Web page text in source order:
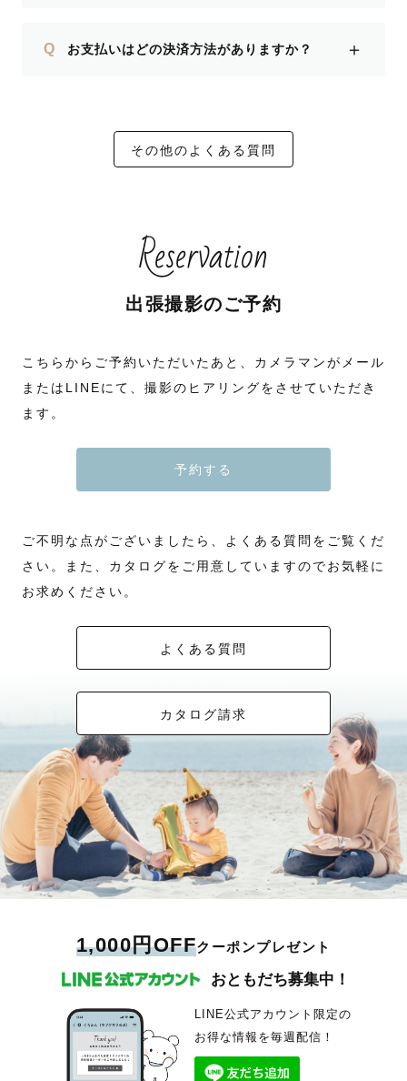
Q お支払いはどの決済方法がありますか？ ＋
その他のよくある質問
Reservation
出張撮影のご予約
こちらからご予約いただいたあと、カメラマンがメール
またはLINEにて、撮影のヒアリングをさせていただき
ます。
予約する
ご不明な点がございましたら、よくある質問をご覧くだ
さい。また、カタログをご用意していますのでお気軽に
お求めください。
よくある質問
カタログ請求
1,000円OFFクーポンプレゼント
おともだち募集中！
LINE公式アカウント限定の
お得な情報を毎週配信！